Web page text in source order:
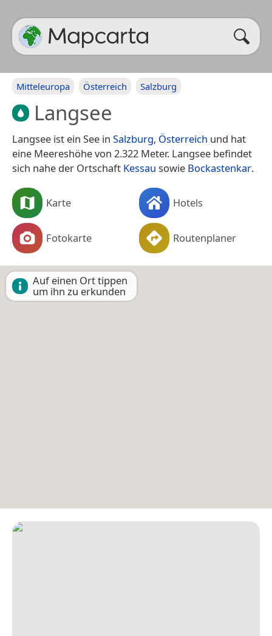
Mitteleuropa Österreich Salzburg
Langsee
Langsee ist ein See in Salzburg, Österreich und hat
eine Meereshöhe von 2.322 Meter. Langsee befindet
sich nahe der Ortschaft Kessau sowie Bockastenkar.
Karte Hotels
Fotokarte Routenplaner
Auf einen Ort tippen
um ihn zu erkunden